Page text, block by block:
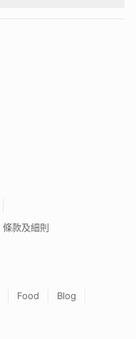
條款及細則
Food
Blog